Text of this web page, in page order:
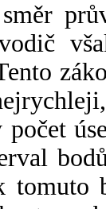
počet
tomuto